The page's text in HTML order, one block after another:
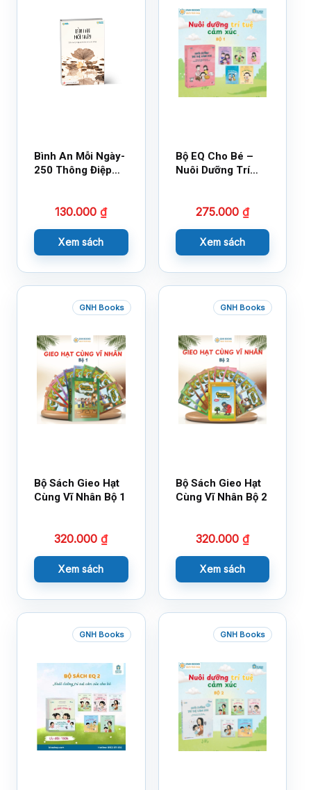
Bình An Mỗi Ngày-
250 Thông Điệp
130.000₫
Xem sách
Bộ EQ Cho Bé –
Nuôi Dưỡng Trí
275.000 ₫
Xem sách
GNH Books
Bộ Sách Gieo Hạt
Cùng Vĩ Nhân Bộ 1
320.000₫
Xem sách
GNH Books
Bộ Sách Gieo Hạt
Cùng Vĩ Nhân Bộ 2
320.000 ₫
Xem sách
GNH Books GNH Books